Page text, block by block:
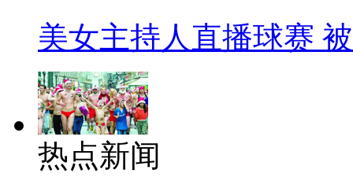
美女主持人直播球赛
热点新闻